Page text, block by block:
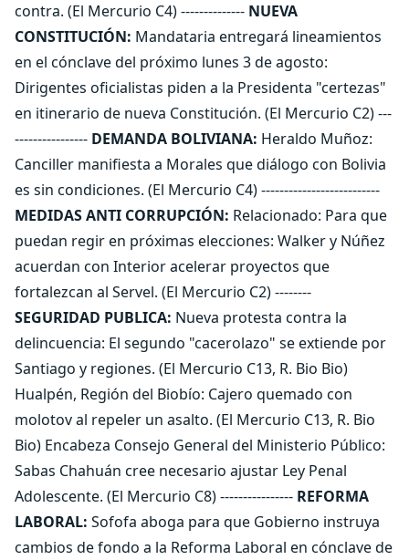
contra. (El Mercurio C4) -------------- NUEVA
CONSTITUCIÓN: Mandataria entregará lineamientos
en el cónclave del próximo lunes 3 de agosto:
Dirigentes oficialistas piden a la Presidenta "certezas"
en itinerario de nueva Constitución. (El Mercurio C2) ---
---------------- DEMANDA BOLIVIANA: Heraldo Muñoz:
Canciller manifiesta a Morales que diálogo con Bolivia
es sin condiciones. (El Mercurio C4) --------------------------
MEDIDAS ANTI CORRUPCIÓN: Relacionado: Para que
puedan regir en próximas elecciones: Walker y Núñez
acuerdan con Interior acelerar proyectos que
fortalezcan al Servel. (El Mercurio C2) --------
SEGURIDAD PUBLICA: Nueva protesta contra la
delincuencia: El segundo "cacerolazo" se extiende por
Santiago y regiones. (El Mercurio C13, R. Bio Bio)
Hualpén, Región del Biobío: Cajero quemado con
molotov al repeler un asalto. (El Mercurio C13, R. Bio
Bio) Encabeza Consejo General del Ministerio Público:
Sabas Chahuán cree necesario ajustar Ley Penal
Adolescente. (El Mercurio C8) ---------------- REFORMA
LABORAL: Sofofa aboga para que Gobierno instruya
cambios de fondo a la Reforma Laboral en cónclave de